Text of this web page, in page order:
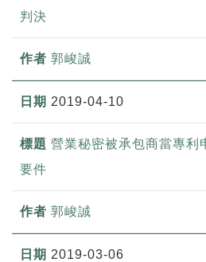
判決
郭峻誠
2019-04-10
營業秘密被承包商當專利
要件
郭峻誠
2019-03-06